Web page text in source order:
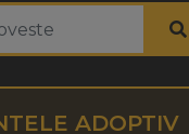
ADOPTIV